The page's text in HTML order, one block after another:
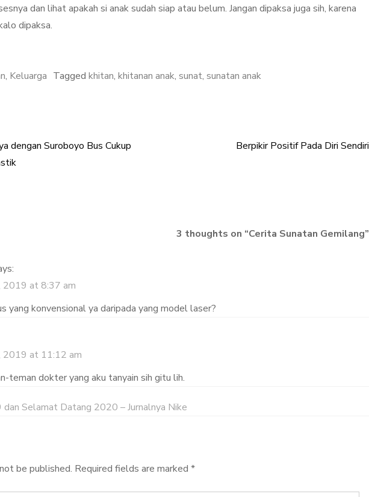
dan lihat apakah si anak sudah siap atau belum. Jangan dipaksa juga sih, karena
dipaksa.
, Keluarga Tagged khitan, khitanan anak, sunat, sunatan anak
dengan Suroboyo Bus Cukup
Berpikir Positif Pada Diri Sendiri
3 thoughts on “Cerita Sunatan Gemilang”
2019 at 8:37 am
yang konvensional ya daripada yang model laser?
2019 at 11:12 am
teman dokter yang aku tanyain sih gitu lih.
Selamat Datang 2020 – Jurnalnya Nike
be published. Required fields are marked *